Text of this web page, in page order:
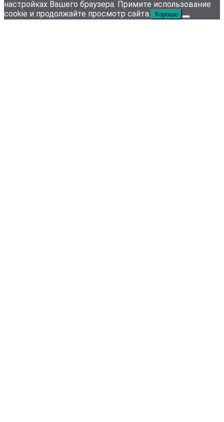
настройках Вашего браузера. Примите использование
cookie и продолжайте просмотр сайта. Хорошо